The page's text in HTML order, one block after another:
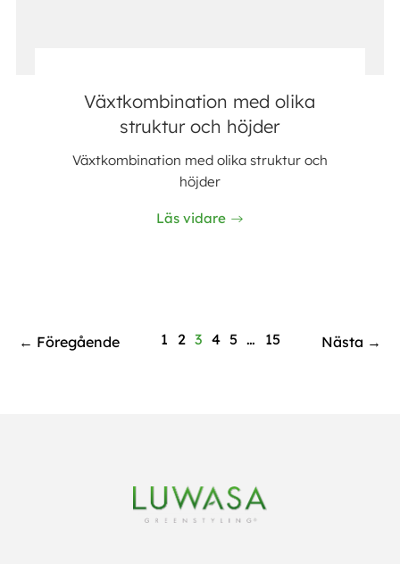
Växtkombination med olika
struktur och höjder
Växtkombination med olika struktur och
höjder
Läs vidare
← Föregående 1 2 3 4 5 … 15 Nästa →